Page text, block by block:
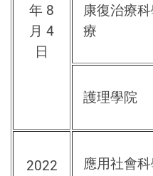
年 8
月 4
日
康復治療
療
護理學院
2022
應用社會